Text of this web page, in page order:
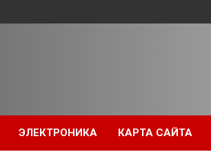
ЭЛЕКТРОНИКА КАРТА САЙТА